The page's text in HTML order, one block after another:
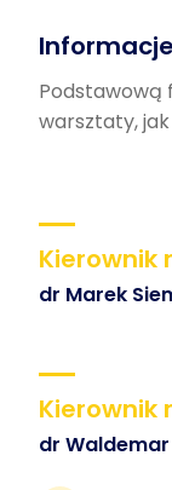
Podstawową
warsztaty,
Kierownik
dr Marek
Kierownik
dr Waldemar